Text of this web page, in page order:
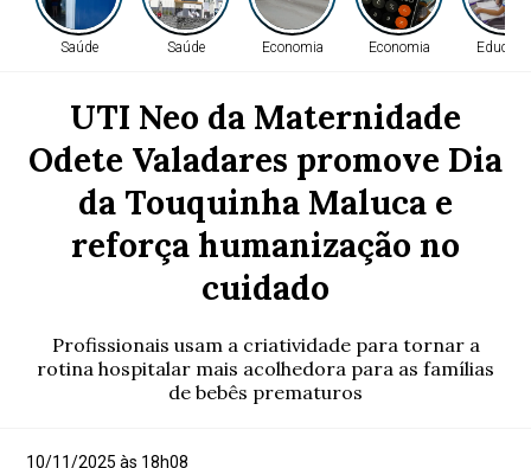
Saúde Saúde Economia Economia
UTI Neo da Maternidade
Odete Valadares promove Dia
da Touquinha Maluca e
reforça humanização no
cuidado
Profissionais usam a criatividade para tornar a
rotina hospitalar mais acolhedora para as famílias
de bebês prematuros
10/11/2025 às 18h08